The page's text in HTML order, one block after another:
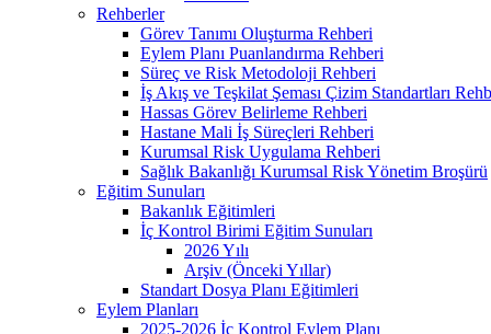
Rehberler
Görev Tanımı Oluşturma Rehberi
Eylem Planı Puanlandırma Rehberi
Süreç ve Risk Metodoloji Rehberi
İş Akış ve Teşkilat Şeması Çizim Standartları
Hassas Görev Belirleme Rehberi
Hastane Mali İş Süreçleri Rehberi
Kurumsal Risk Uygulama Rehberi
Sağlık Bakanlığı Kurumsal Risk Yönetim Broşürü
Eğitim Sunuları
Bakanlık Eğitimleri
İç Kontrol Birimi Eğitim Sunuları
2026 Yılı
Arşiv (Önceki Yıllar)
Standart Dosya Planı Eğitimleri
Eylem Planları
2025-2026 İç Kontrol Eylem Planı